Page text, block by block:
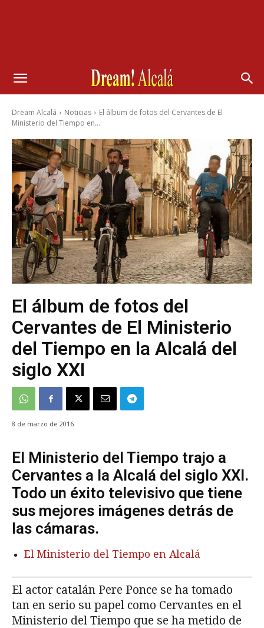
Dream Alcalá Noticias
El álbum de fotos del Cervantes de El
Ministerio del Tiempo en...
El álbum de fotos del
Cervantes de El Ministerio
del Tiempo en la Alcalá del
siglo XXI
8 de marzo de 2016
El Ministerio del Tiempo trajo a
Cervantes a la Alcalá del siglo XXI.
Todo un éxito televisivo que tiene
sus mejores imágenes detrás de
las cámaras.
El Ministerio del Tiempo en Alcalá
El actor catalán Pere Ponce se ha tomado
tan en serio su papel como Cervantes en el
Ministerio del Tiempo que se ha metido de